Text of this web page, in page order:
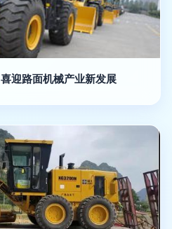
迎路面机械产业新发展